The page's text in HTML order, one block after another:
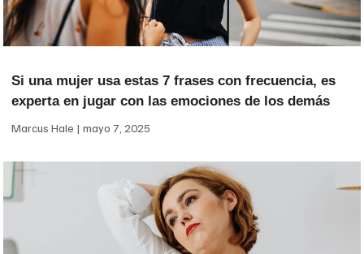
Si una mujer usa estas 7 frases con frecuencia, es
experta en jugar con las emociones de los demás
Marcus Hale mayo 7, 2025